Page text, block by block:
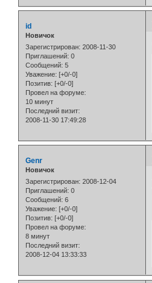
id
Новичок
Зарегистрирован: 2008-11-30
Приглашений: 0
Сообщений: 5
Уважение: [+0/-0]
Позитив: [+0/-0]
Провел на форуме:
10 минут
Последний визит:
2008-11-30 17:49:28
Genr
Новичок
Зарегистрирован: 2008-12-04
Приглашений: 0
Сообщений: 6
Уважение: [+0/-0]
Позитив: [+0/-0]
Провел на форуме:
8 минут
Последний визит:
2008-12-04 13:33:33